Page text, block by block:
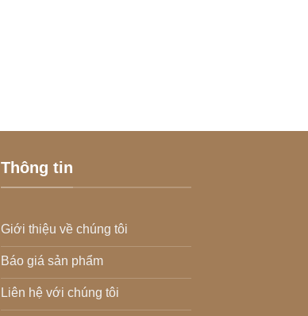
Thông tin
Giới thiệu về chúng tôi
Báo giá sản phẩm
Liên hệ với chúng tôi